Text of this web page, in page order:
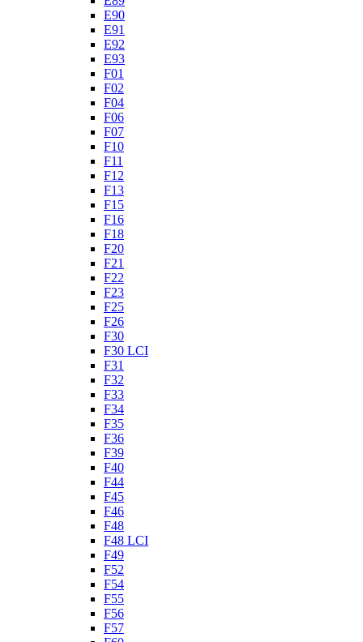
E90
E91
E92
E93
F01
F02
F04
F06
F07
F10
F11
F12
F13
F15
F16
F18
F20
F21
F22
F23
F25
F26
F30
F30 LCI
F31
F32
F33
F34
F35
F36
F39
F40
F44
F45
F46
F48
F48 LCI
F49
F52
F54
F55
F56
F57